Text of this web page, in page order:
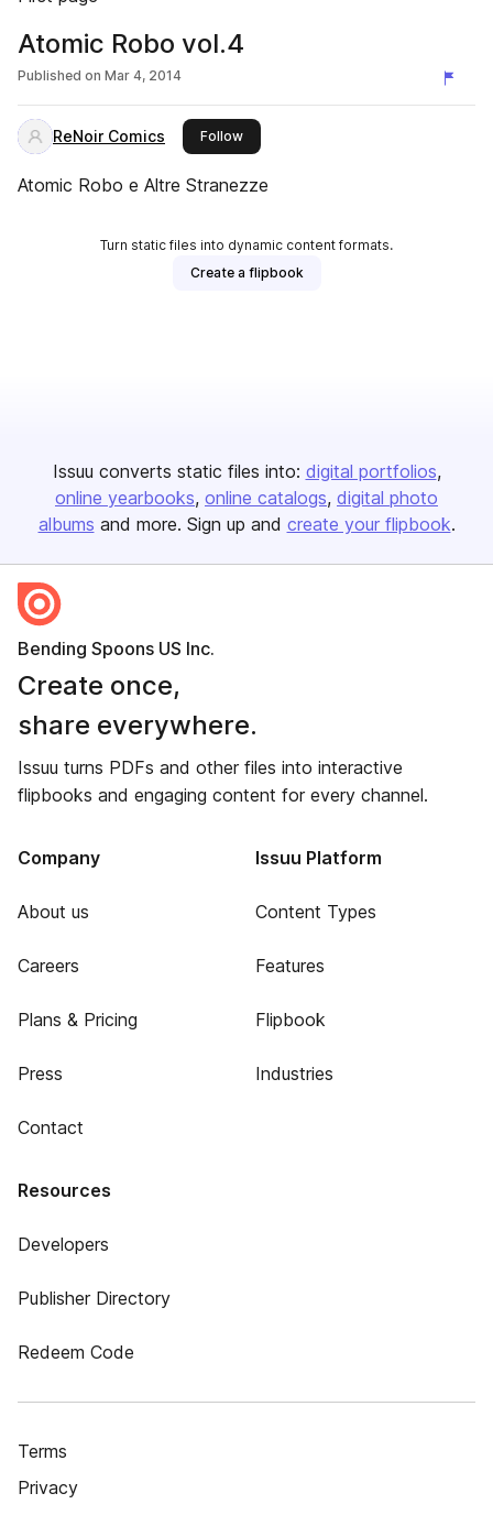
Atomic Robo vol.4
Published on Mar 4, 2014
ReNoir Comics Followthis publisher
Atomic Robo e Altre Stranezze
Turn static files into dynamic content formats.
Create a flipbook
Issuu converts static files into: digital portfolios
online yearbooks online catalogs digital photo
albums and more. Sign up and create your flipbook.
Bending Spoons US Inc.
Create once,
share everywhere.
Issuu turns PDFs and other files into interactive
flipbooks and engaging content for every channel.
Company
About us
Careers
Plans & Pricing
Press
Contact
Issuu Platform
Content Types
Features
Flipbook
Industries
Resources
Developers
Publisher Directory
Redeem Code
Terms
Privacy